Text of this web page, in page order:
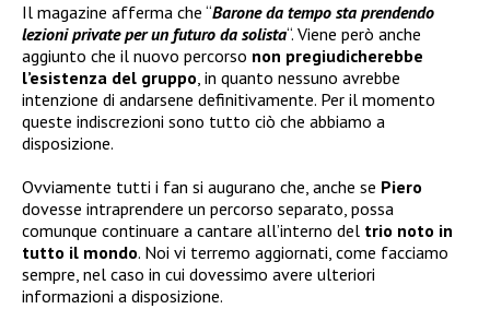
Il magazine afferma che “Barone da tempo sta prendendo
lezioni private per un futuro da solista“. Viene però anche
aggiunto che il nuovo percorso non pregiudicherebbe
l’esistenza del gruppo, in quanto nessuno avrebbe
intenzione di andarsene definitivamente. Per il momento
queste indiscrezioni sono tutto ciò che abbiamo a
disposizione.
Ovviamente tutti i fan si augurano che, anche se Piero
dovesse intraprendere un percorso separato, possa
comunque continuare a cantare all’interno del trio noto in
tutto il mondo. Noi vi terremo aggiornati, come facciamo
sempre, nel caso in cui dovessimo avere ulteriori
informazioni a disposizione.